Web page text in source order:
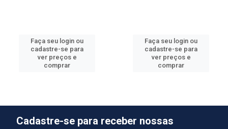
Faça seu login ou
cadastre-se para
ver preços e
comprar
Faça seu login ou
cadastre-se para
ver preços e
comprar
Cadastre-se para receber nossas